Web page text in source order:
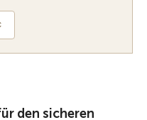
den sicheren